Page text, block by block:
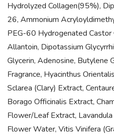
Hydrolyzed Collagen(95%),
26, Ammonium
PEG-60 Hydrogenated Castor
Allantoin, Dipotassium
Glycerin, Adenosine, Butylene
Fragrance, Hyacinthus
Sclarea (Clary) Extract,
Borago Officinalis Extract,
Flower/Leaf Extract,
Flower Water, Vitis Vinifera